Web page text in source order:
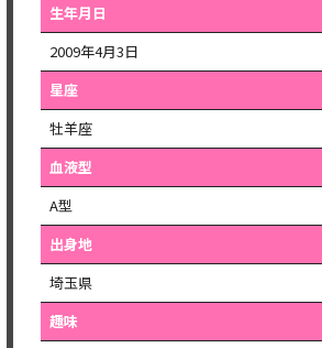
生年月日
2009年4月3日
星座
牡羊座
血液型
A型
出身地
埼玉県
趣味